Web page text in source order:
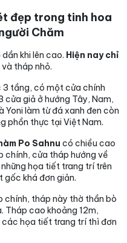
đẹp trong tinh hoa
Chăm
khi lên cao. Hiện nay chỉ
tháp nhỏ.
tầng, có một cửa chính
giả ở hướng Tây, Nam,
Yoni làm từ đá xanh đen còn
phồn thực tại Việt Nam.
Po Sahnu có chiều cao
chính, cửa tháp hướng về
họa tiết trang trí trên
gốc khá đơn giản.
chính, tháp này thờ thần bò
Tháp cao khoảng 12m,
họa tiết trang trí thì đơn